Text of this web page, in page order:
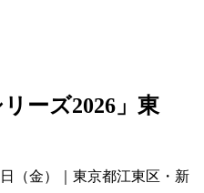
ーズ2026」東
日（金）｜東京都江東区・新